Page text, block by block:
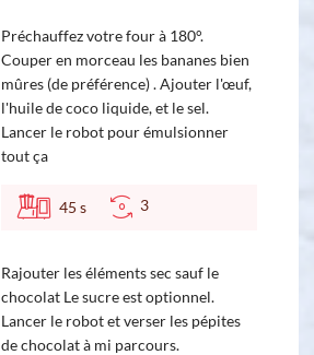
Préchauffez votre four à 180°.
Couper en morceau les bananes bien
mûres (de préférence) . Ajouter l'œuf,
l'huile de coco liquide, et le sel.
Lancer le robot pour émulsionner
tout ça
45 s 3
Rajouter les éléments sec sauf le
chocolat Le sucre est optionnel.
Lancer le robot et verser les pépites
de chocolat à mi parcours.